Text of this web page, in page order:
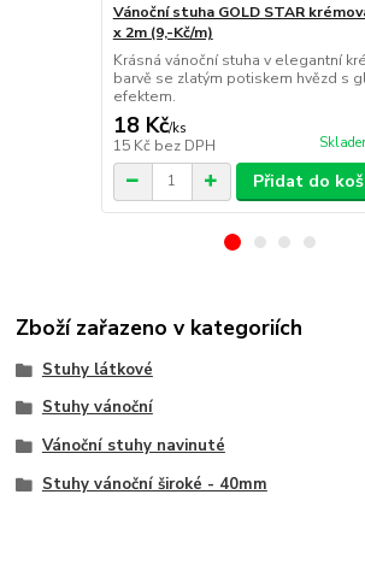
Vánoční stuha GOLD STAR
x 2m (9,-Kč/m)
Krásná vánoční stuha v elegantní
barvě se zlatým potiskem hvězd s
efektem.
18 Kč/ks
15 Kč bez DPH
Přidat do
Zboží zařazeno v kategoriích
Stuhy látkové
Stuhy vánoční
Vánoční stuhy navinuté
Stuhy vánoční široké - 40mm